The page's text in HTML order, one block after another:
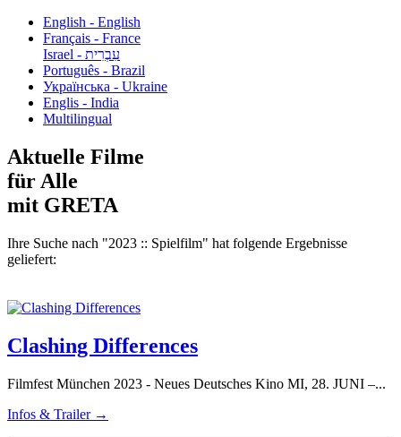
English - English
Français - France
עִבְרִית - Israel
Português - Brazil
Українська - Ukraine
Englis - India
Multilingual
Aktuelle Filme
für Alle
mit GRETA
Ihre Suche nach "2023 :: Spielfilm" hat folgende Ergebnisse
geliefert:
Clashing Differences
Filmfest München 2023 - Neues Deutsches Kino MI, 28. JUNI –...
Infos & Trailer →